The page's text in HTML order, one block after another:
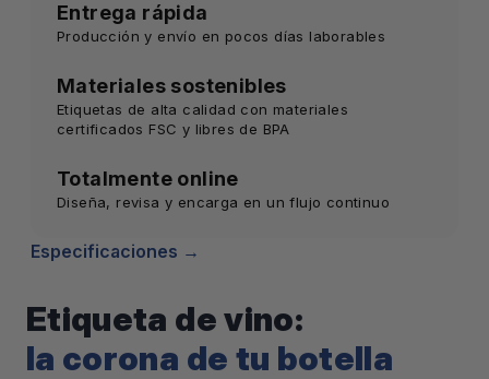
Entrega rápida
Producción y envío en pocos días laborables
Materiales sostenibles
Etiquetas de alta calidad con materiales
certificados FSC y libres de BPA
Totalmente online
Diseña, revisa y encarga en un flujo continuo
Especificaciones
Etiqueta de vino:
la corona de tu botella